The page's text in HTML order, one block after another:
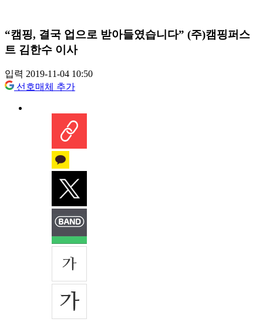
“캠핑, 결국 업으로 받아들였습니다” (주)캠핑퍼스
트 김한수 이사
입력 2019-11-04 10:50
선호매체 추가